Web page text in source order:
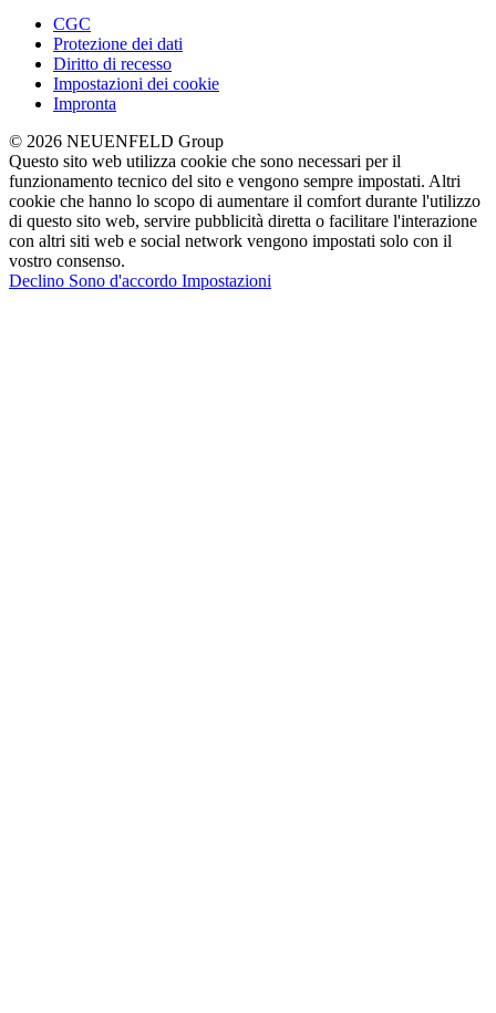
CGC
Protezione dei dati
Diritto di recesso
Impostazioni dei cookie
Impronta
© 2026 NEUENFELD Group
Questo sito web utilizza cookie che sono necessari per il
funzionamento tecnico del sito e vengono sempre impostati. Altri
cookie che hanno lo scopo di aumentare il comfort durante l'utilizzo
di questo sito web, servire pubblicità diretta o facilitare l'interazione
con altri siti web e social network vengono impostati solo con il
vostro consenso.
Declino Sono d'accordo Impostazioni